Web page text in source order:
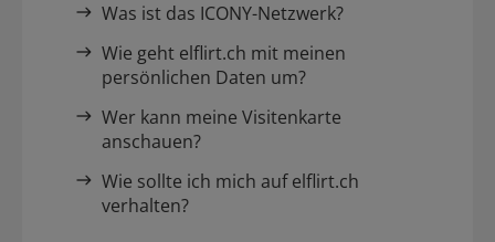
Was ist das ICONY-Netzwerk?
Wie geht elflirt.ch mit meinen
persönlichen Daten um?
Wer kann meine Visitenkarte
anschauen?
Wie sollte ich mich auf elflirt.ch
verhalten?